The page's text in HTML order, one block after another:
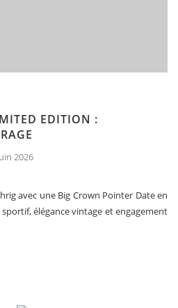
EDITION :
2026
avec une Big Crown Pointer Date en
élégance vintage et engagement